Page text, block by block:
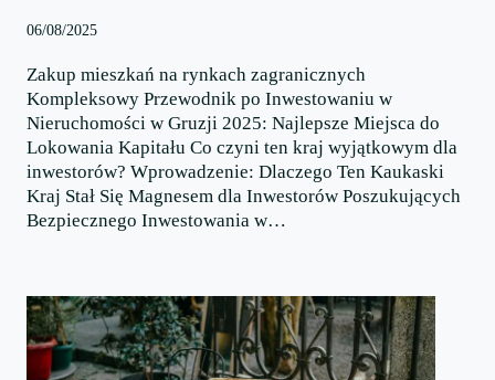
06/08/2025
Zakup mieszkań na rynkach zagranicznych
Kompleksowy Przewodnik po Inwestowaniu w
Nieruchomości w Gruzji 2025: Najlepsze Miejsca do
Lokowania Kapitału Co czyni ten kraj wyjątkowym dla
inwestorów? Wprowadzenie: Dlaczego Ten Kaukaski
Kraj Stał Się Magnesem dla Inwestorów Poszukujących
Bezpiecznego Inwestowania w…